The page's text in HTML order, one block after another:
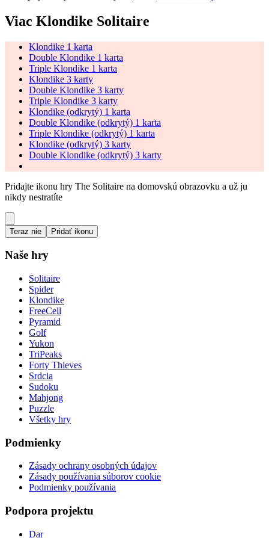
Viac Klondike Solitaire
Klondike 1 karta
Double Klondike 1 karta
Triple Klondike 1 karta
Klondike 3 karty
Double Klondike 3 karty
Triple Klondike 3 karty
Klondike (odkrytý) 1 karta
Double Klondike (odkrytý) 1 karta
Triple Klondike (odkrytý) 1 karta
Klondike (odkrytý) 3 karty
Double Klondike (odkrytý) 3 karty
Pridajte ikonu hry The Solitaire na domovskú obrazovku a už ju
nikdy nestratíte
Teraz nie Pridať ikonu
Naše hry
Solitaire
Spider
Klondike
FreeCell
Pyramid
Golf
Yukon
TriPeaks
Forty Thieves
Srdcia
Sudoku
Mahjong
Puzzle
Všetky hry
Podmienky
Zásady ochrany osobných údajov
Zásady používania súborov cookie
Podmienky používania
Podpora projektu
Dar